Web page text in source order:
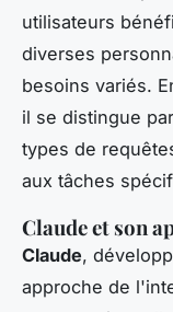
utilisateurs
diverses
besoins variés.
il se distingue
types de
aux tâches
Claude et son
Claude,
approche de